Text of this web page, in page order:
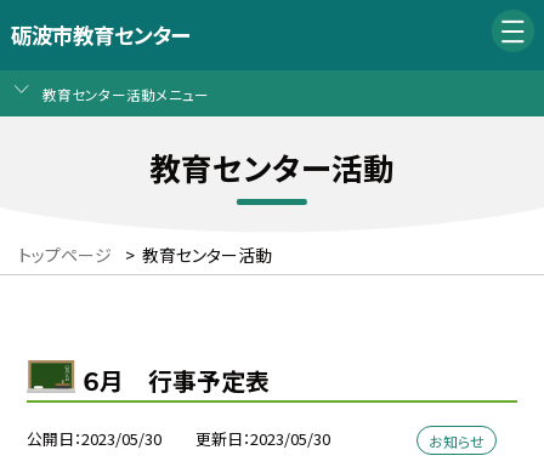
砺波市教育センター
教育センター活動メニュー
教育センター活動
トップページ > 教育センター活動
６月 行事予定表
公開日 2023/05/30 更新日 2023/05/30 お知らせ